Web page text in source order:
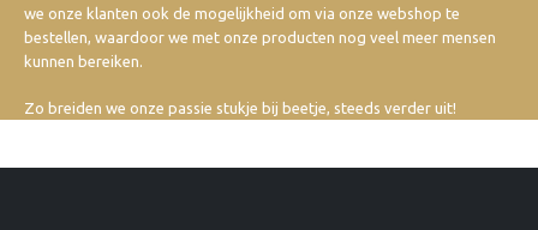
we onze klanten ook de mogelijkheid om via onze webshop te
bestellen, waardoor we met onze producten nog veel meer mensen
kunnen bereiken.
Zo breiden we onze passie stukje bij beetje, steeds verder uit!